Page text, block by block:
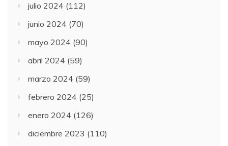
julio 2024 (112)
junio 2024 (70)
mayo 2024 (90)
abril 2024 (59)
marzo 2024 (59)
febrero 2024 (25)
enero 2024 (126)
diciembre 2023 (110)